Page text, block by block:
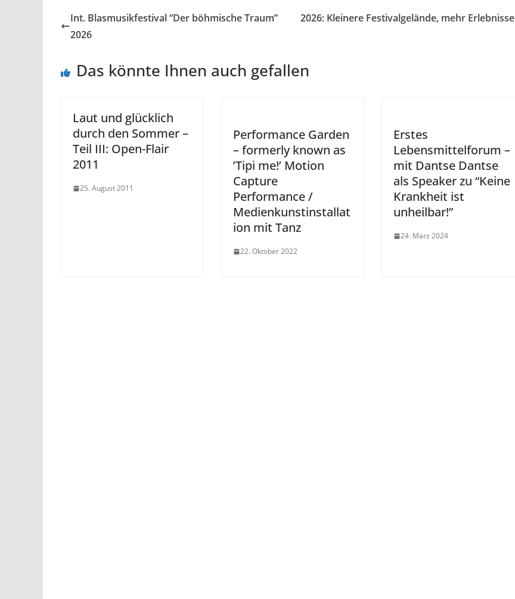
Int. Blasmusikfestival “Der böhmische Traum”
2026
2026: Kleinere Festivalgelände, mehr Erlebnisse
Das könnte Ihnen auch gefallen
Laut und glücklich
durch den Sommer –
Teil III: Open-Flair
2011
25. August 2011
Performance Garden
– formerly known as
’Tipi me!’ Motion
Capture
Performance /
Medienkunstinstallat
ion mit Tanz
22. Oktober 2022
Erstes
Lebensmittelforum –
mit Dantse Dantse
als Speaker zu “Keine
Krankheit ist
unheilbar!”
24. März 2024